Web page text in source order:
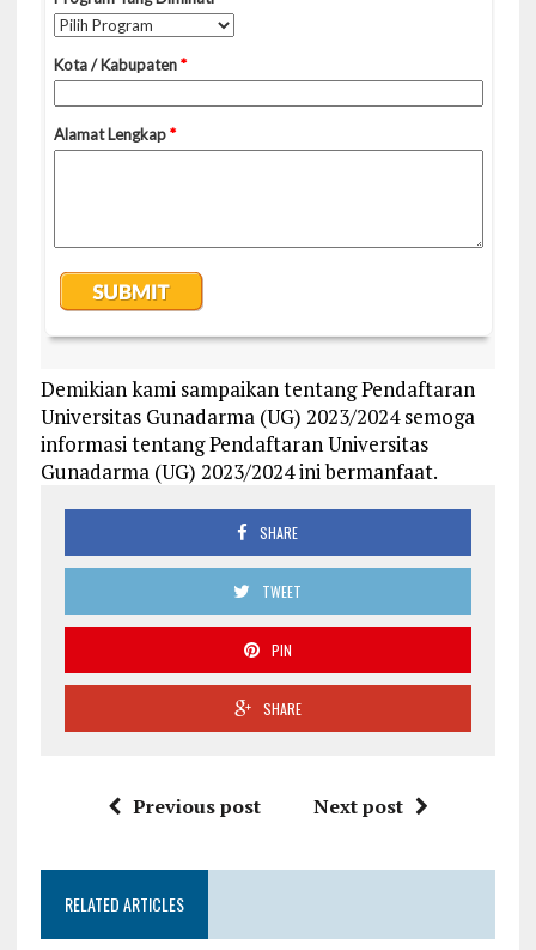
Demikian kami sampaikan tentang Pendaftaran
Universitas Gunadarma (UG) 2023/2024 semoga
informasi tentang Pendaftaran Universitas
Gunadarma (UG) 2023/2024 ini bermanfaat.
SHARE
TWEET
PIN
SHARE
Previous post Next post
RELATED ARTICLES